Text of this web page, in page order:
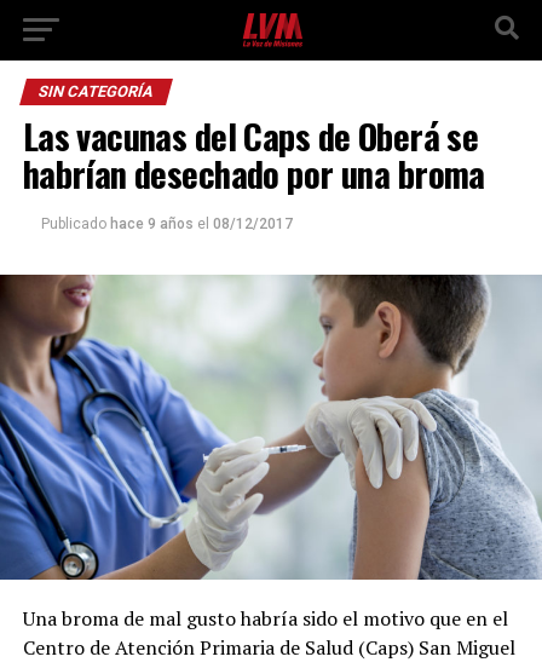
SIN CATEGORÍA
Las vacunas del Caps de Oberá se
habrían desechado por una broma
Publicado hace 9 años el 08/12/2017
Una broma de mal gusto habría sido el motivo que en el
Centro de Atención Primaria de Salud (Caps) San Miguel